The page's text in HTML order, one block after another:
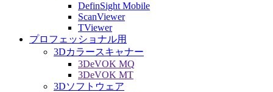
DefinSight Mobile
ScanViewer
TViewer
プロフェッショナル用
3Dカラースキャナー
3DeVOK MQ
3DeVOK MT
3Dソフトウェア